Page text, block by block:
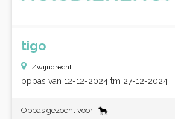
tigo
Zwijndrecht
oppas van 12-12-2024 tm 27-12-2024
Oppas gezocht voor: